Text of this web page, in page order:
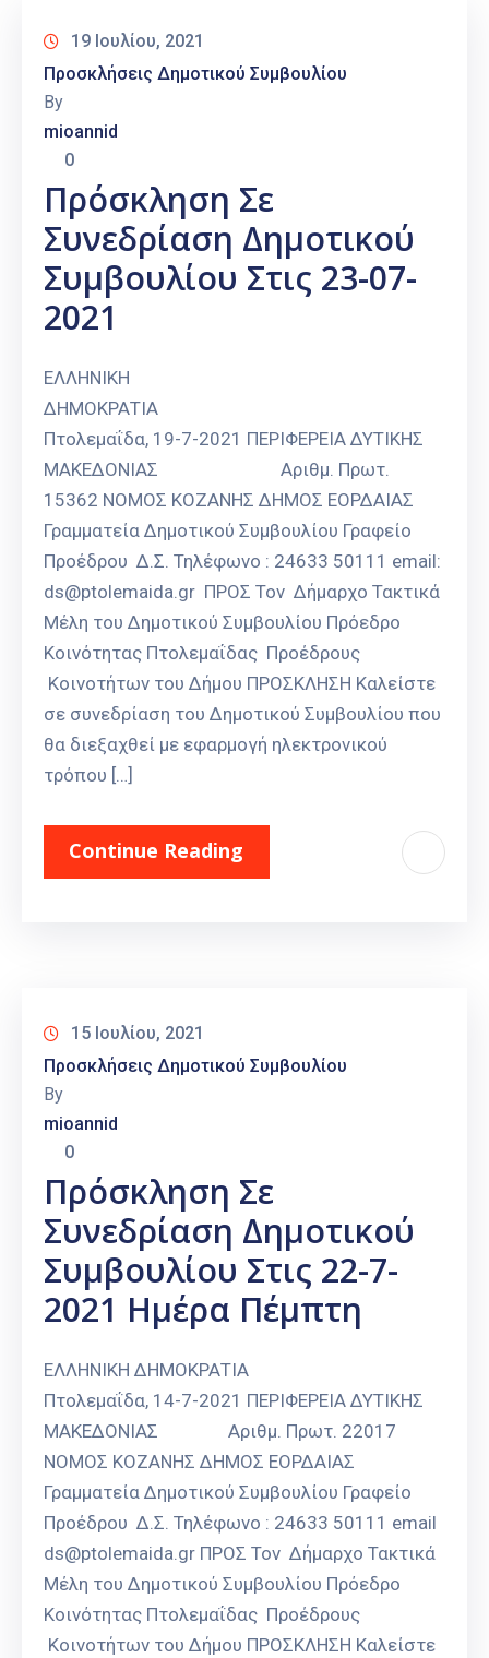
19 Ιουλίου, 2021
Προσκλήσεις Δημοτικού Συμβουλίου
By
mioannid
0
Πρόσκληση Σε
Συνεδρίαση Δημοτικού
Συμβουλίου Στις 23-07-
2021
ΕΛΛΗΝΙΚΗ
ΔΗΜΟΚΡΑΤΙΑ
Πτολεμαΐδα, 19-7-2021 ΠΕΡΙΦΕΡΕΙΑ ΔΥΤΙΚΗΣ
ΜΑΚΕΔΟΝΙΑΣ Αριθμ. Πρωτ.
15362 ΝΟΜΟΣ ΚΟΖΑΝΗΣ ΔΗΜΟΣ ΕΟΡΔΑΙΑΣ
Γραμματεία Δημοτικού Συμβουλίου Γραφείο
Προέδρου Δ.Σ. Τηλέφωνο : 24633 50111 email:
ds@ptolemaida.gr ΠΡΟΣ Τον Δήμαρχο Τακτικά
Μέλη του Δημοτικού Συμβουλίου Πρόεδρο
Κοινότητας Πτολεμαΐδας Προέδρους
Κοινοτήτων του Δήμου ΠΡΟΣΚΛΗΣΗ Καλείστε
σε συνεδρίαση του Δημοτικού Συμβουλίου που
θα διεξαχθεί με εφαρμογή ηλεκτρονικού
τρόπου […]
Continue Reading
15 Ιουλίου, 2021
Προσκλήσεις Δημοτικού Συμβουλίου
By
mioannid
0
Πρόσκληση Σε
Συνεδρίαση Δημοτικού
Συμβουλίου Στις 22-7-
2021 Ημέρα Πέμπτη
ΕΛΛΗΝΙΚΗ ΔΗΜΟΚΡΑΤΙΑ
Πτολεμαΐδα, 14-7-2021 ΠΕΡΙΦΕΡΕΙΑ ΔΥΤΙΚΗΣ
ΜΑΚΕΔΟΝΙΑΣ Αριθμ. Πρωτ. 22017
ΝΟΜΟΣ ΚΟΖΑΝΗΣ ΔΗΜΟΣ ΕΟΡΔΑΙΑΣ
Γραμματεία Δημοτικού Συμβουλίου Γραφείο
Προέδρου Δ.Σ. Τηλέφωνο : 24633 50111 email
ds@ptolemaida.gr ΠΡΟΣ Τον Δήμαρχο Τακτικά
Μέλη του Δημοτικού Συμβουλίου Πρόεδρο
Κοινότητας Πτολεμαΐδας Προέδρους
Κοινοτήτων του Δήμου ΠΡΟΣΚΛΗΣΗ Καλείστε